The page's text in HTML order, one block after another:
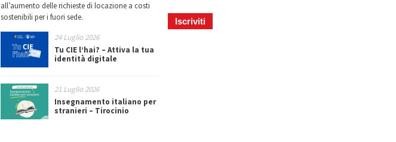
all’aumento delle richieste di locazione a costi
sostenibili per i fuori sede.
24 Luglio 2026
Tu CIE l’hai? – Attiva la tua
identità digitale
21 Luglio 2026
Insegnamento italiano per
stranieri – Tirocinio